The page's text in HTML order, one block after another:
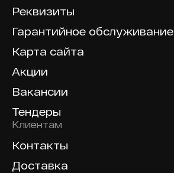
Реквизиты
Гарантийное обслуживание
Карта сайта
Акции
Вакансии
Тендеры
Клиентам
Контакты
Доставка